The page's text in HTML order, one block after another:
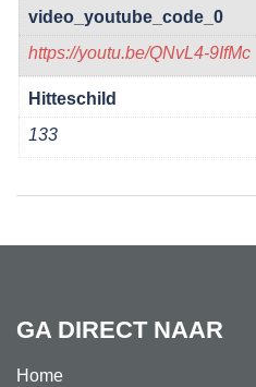
video_youtube_code_0
https://youtu.be/QNvL4-9IfMc
Hitteschild
133
GA DIRECT NAAR
Home